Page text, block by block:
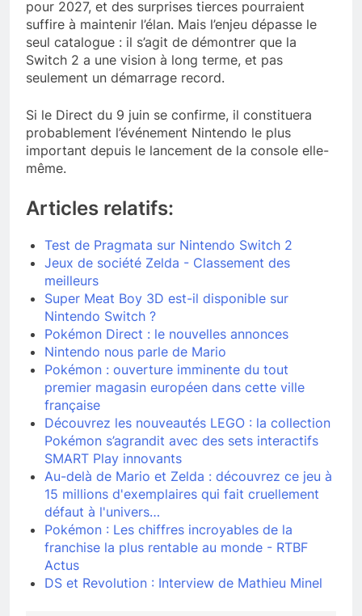
pour 2027, et des surprises tierces pourraient
suffire à maintenir l’élan. Mais l’enjeu dépasse le
seul catalogue : il s’agit de démontrer que la
Switch 2 a une vision à long terme, et pas
seulement un démarrage record.
Si le Direct du 9 juin se confirme, il constituera
probablement l’événement Nintendo le plus
important depuis le lancement de la console elle-
même.
Articles relatifs:
Test de Pragmata sur Nintendo Switch 2
Jeux de société Zelda - Classement des
meilleurs
Super Meat Boy 3D est-il disponible sur
Nintendo Switch ?
Pokémon Direct : le nouvelles annonces
Nintendo nous parle de Mario
Pokémon : ouverture imminente du tout
premier magasin européen dans cette ville
française
Découvrez les nouveautés LEGO : la collection
Pokémon s’agrandit avec des sets interactifs
SMART Play innovants
Au-delà de Mario et Zelda : découvrez ce jeu à
15 millions d'exemplaires qui fait cruellement
défaut à l'univers…
Pokémon : Les chiffres incroyables de la
franchise la plus rentable au monde - RTBF
Actus
DS et Revolution : Interview de Mathieu Minel